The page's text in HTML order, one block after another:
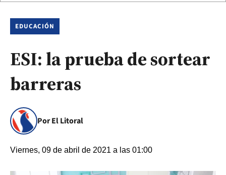
EDUCACIÓN
ESI: la prueba de sortear
barreras
Por El Litoral
Viernes, 09 de abril de 2021 a las 01:00